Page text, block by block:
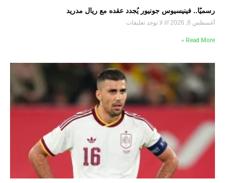
رسميًا.. فينيسيوس جونيور يُجدد عقده مع ريال مدريد
أغسطس 6, 2026 لا توجد تعليقات
Read More »